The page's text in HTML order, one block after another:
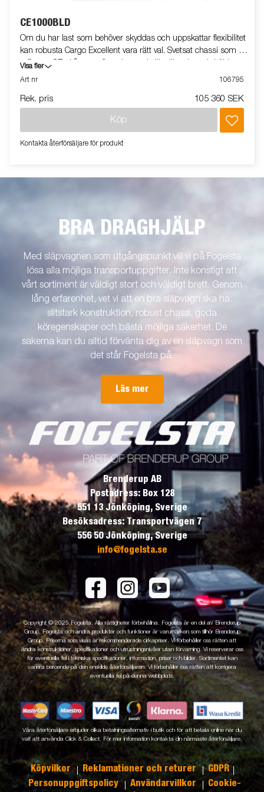
CE1000BLD
Om du har last som behöver skyddas och uppskattar flexibilitet
kan robusta Cargo Excellent vara rätt val. Svetsat chassi som tål
tuffa tag. CE-skåpvagn finns i en rad olika längder och höjder.
Den lättskötta glasfiberytan på sidorna ger dessutom bra
trafiksäkerhet. Invändigt har man goda förankringsmöjligheter,
i- och ur-lastning. Vagnen på bilden kan vara extrautrustad.
Visa fler
Art nr
106795
Rek. pris 105 360 SEK
Köp
Kontakta återförsäljare för produkt
BRA DRAGHJÄLP
Med släpvagnen som utgångspunkt vill vi på Fogelsta
lösa alla möjliga transportuppgifter. Inte konstigt att
vårt sortiment är väldigt stort och väldigt brett. Genom
lång erfarenhet, vet vi att en bra släpvagn ska ha:
slitstark konstruktion, robust chassi, goda
köregenskaper och bästa möjliga säkerhet. De
sakerna kan du alltid förvänta dig av en släpvagn som
det står Fogelsta på.
Läs mer
Brenderup AB
Postadress: Box 128
551 13 Jönköping, Sverige
Besöksadress: Transportvägen 7
556 50 Jönköping, Sverige
info@fogelsta.se
Copyright © 2025 Fogelsta. Alla rättigheter förbehållna. Fogelsta är en del av Brenderup
Group. Fogelsta och andra produkter och funktioner är varumärken som tillhör Brenderup
Group. Priserna som visas är rekommenderade cirkapriser. Vi förbehåller oss rätten att
ändra konstruktioner, specifikationer och utrustningsnivåer utan förvarning. Vi reserverar oss
för eventuella fel i tekniska specifikationer, information, priser och bilder. Sortimentet kan
variera beroende på den enskilde återförsäljaren. Vi förbehåller oss rätten att korrigera
eventuella fel på denna webbplats.
Våra återförsäljare erbjuder olika betalningsalternativ i butik och för att betala online när du
valt att använda Click & Collect. För mer information kontakta din närmaste återförsäljare.
Köpvilkor Reklamationer och returer
GDPR
Personuppgiftspolicy
Användarvillkor Cookie-